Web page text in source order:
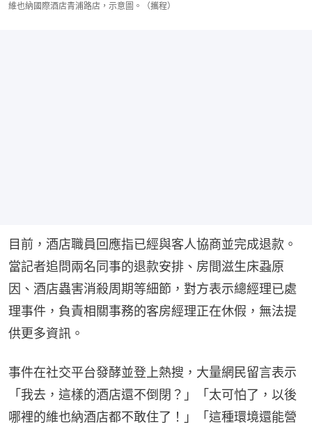
維也納國際酒店青浦路店，示意圖。（攜程）
目前，酒店職員回應指已經與客人協商並完成退款。
當記者追問兩名同事的退款安排、房間滋生床蝨原
因、酒店蟲害消殺周期等細節，對方表示總經理已處
理事件，負責相關事務的客房經理正在休假，無法提
供更多資訊。
事件在社交平台發酵並登上熱搜，大量網民留言表示
「我去，這樣的酒店還不倒閉？」「太可怕了，以後
哪裡的維也納酒店都不敢住了！」「這種環境還能營